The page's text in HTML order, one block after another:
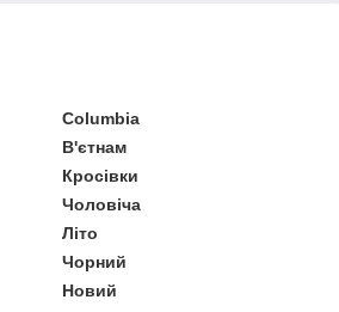
Columbia
В'єтнам
Кросівки
Чоловіча
Літо
Чорний
Новий